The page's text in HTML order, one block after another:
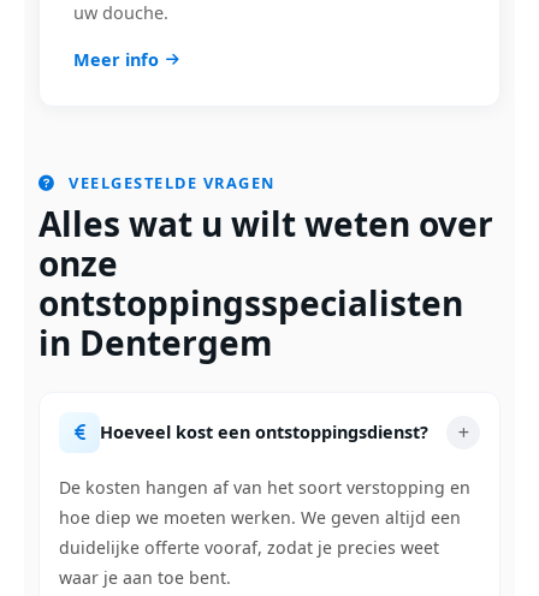
uw douche.
Meer info
VEELGESTELDE VRAGEN
Alles wat u wilt weten over
onze
ontstoppingsspecialisten
in Dentergem
Hoeveel kost een ontstoppingsdienst?
De kosten hangen af van het soort verstopping en
hoe diep we moeten werken. We geven altijd een
duidelijke offerte vooraf, zodat je precies weet
waar je aan toe bent.